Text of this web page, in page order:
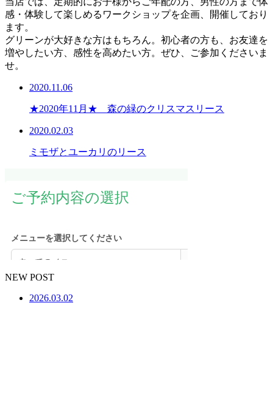
感・体験して楽しめるワークショップを企画、開催しており
ます。
グリーンが大好きな方はもちろん。初心者の方も、お友達を
増やしたい方、感性を高めたい方。ぜひ、ご参加くださいま
せ。
2020.11.06
★2020年11月★ 森の緑のクリスマスリース
2020.02.03
ミモザとユーカリのリース
NEW POST
2026.03.02